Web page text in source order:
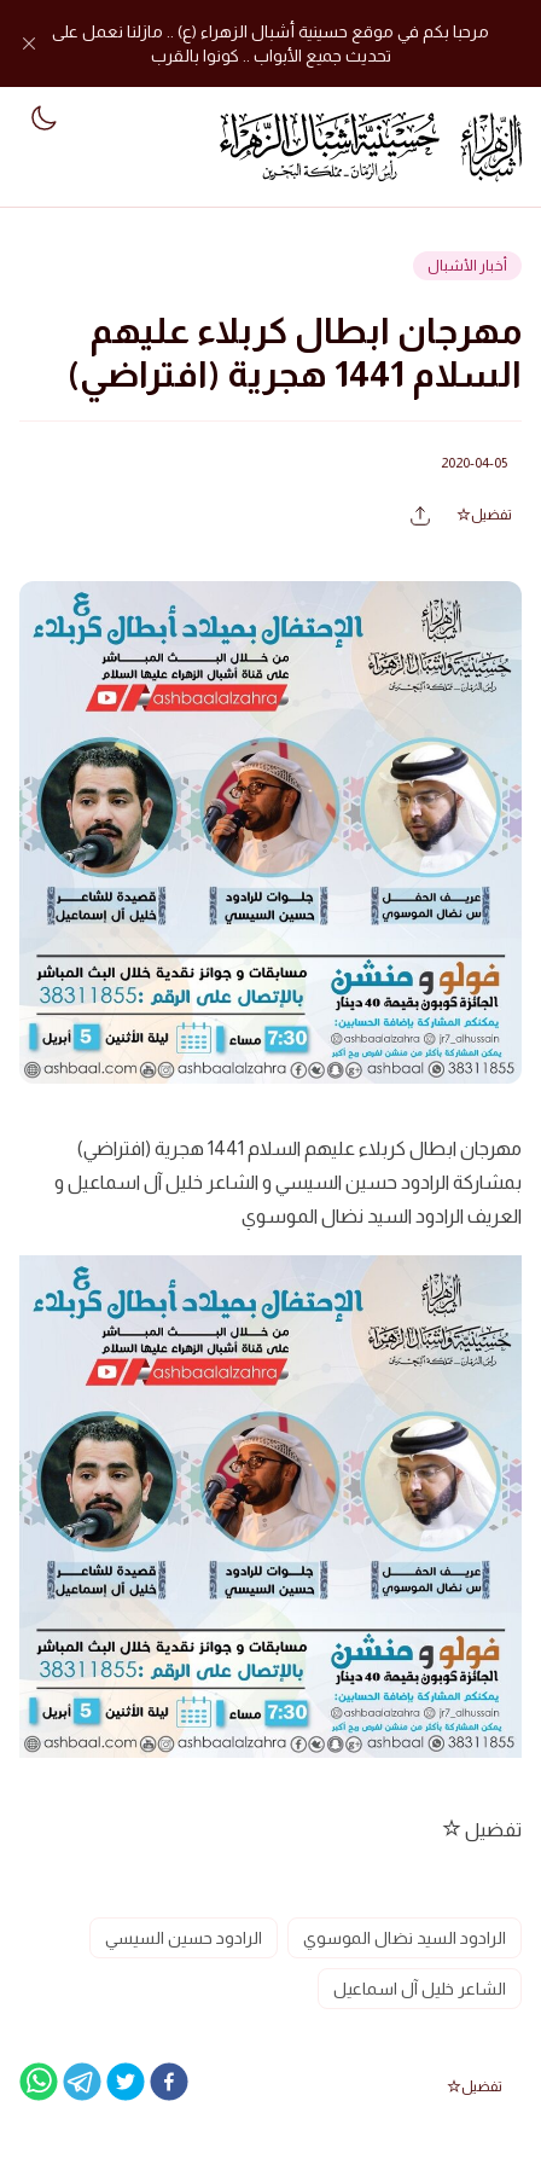
مرحبا بكم في موقع حسينية أشبال الزهراء (ع) .. مازلنا نعمل على
تحديث جميع الأبواب .. كونوا بالقرب
أخبار الأشبال
مهرجان ابطال كربلاء عليهم
السلام 1441 هجرية (افتراضي)
2020-04-05
تفضيل
مهرجان ابطال كربلاء عليهم السلام 1441 هجرية (افتراضي)
بمشاركة الرادود حسين السيسي و الشاعر خليل آل اسماعيل و
العريف الرادود السيد نضال الموسوي
تفضيل
الرادود السيد نضال الموسوي الرادود حسين السيسي
الشاعر خليل آل اسماعيل
تفضيل